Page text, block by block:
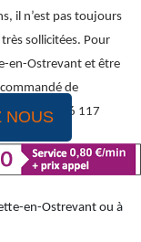
NOUS
il n’est pas toujours
sollicitées. Pour
en-Ostrevant et être
de
soins : 116 117
vers :
en-Ostrevant ou à